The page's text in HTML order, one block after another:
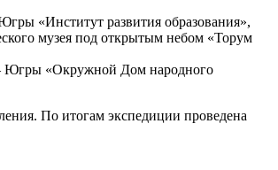
«Институт развития образования»,
музея под открытым небом «Торум
– Югры «Окружной Дом народного
По итогам экспедиции проведена